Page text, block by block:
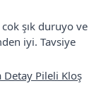
şık duruyo ve
iyi. Tavsiye
Detay Pileli Kloş